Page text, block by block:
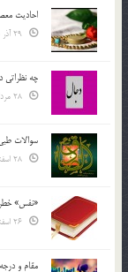
احادیث
چه نظراتی
سوالات
«نفس»